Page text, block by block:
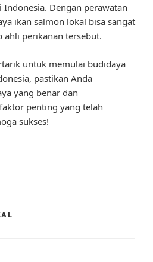
Dengan perawatan
ikan salmon lokal bisa sangat
ahli perikanan tersebut.
untuk memulai budidaya
pastikan Anda
yang benar dan
penting yang telah
sukses!